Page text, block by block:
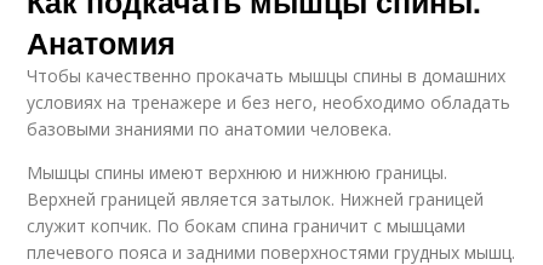
Анатомия
Чтобы качественно прокачать мышцы спины в домашних
условиях на тренажере и без него, необходимо обладать
базовыми знаниями по анатомии человека.
Мышцы спины имеют верхнюю и нижнюю границы.
Верхней границей является затылок. Нижней границей
служит копчик. По бокам спина граничит с мышцами
плечевого пояса и задними поверхностями грудных мышц.